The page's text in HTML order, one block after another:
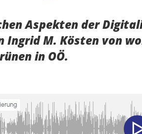
Aspekten der
M. Kösten von
in OÖ.